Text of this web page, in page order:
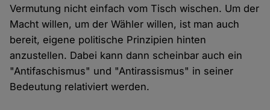
Vermutung nicht einfach vom Tisch wischen. Um der
Macht willen, um der Wähler willen, ist man auch
bereit, eigene politische Prinzipien hinten
anzustellen. Dabei kann dann scheinbar auch ein
"Antifaschismus" und "Antirassismus" in seiner
Bedeutung relativiert werden.